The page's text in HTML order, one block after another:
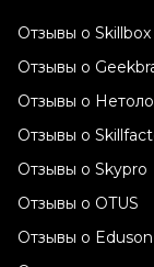
Отзывы о Skillbox
Отзывы о
Отзывы о
Отзывы о
Отзывы о Skypro
Отзывы о OTUS
Отзывы о